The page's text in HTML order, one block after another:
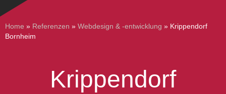
Home » Referenzen » Webdesign & -entwicklung » Krippendorf
Bornheim
Krippendorf